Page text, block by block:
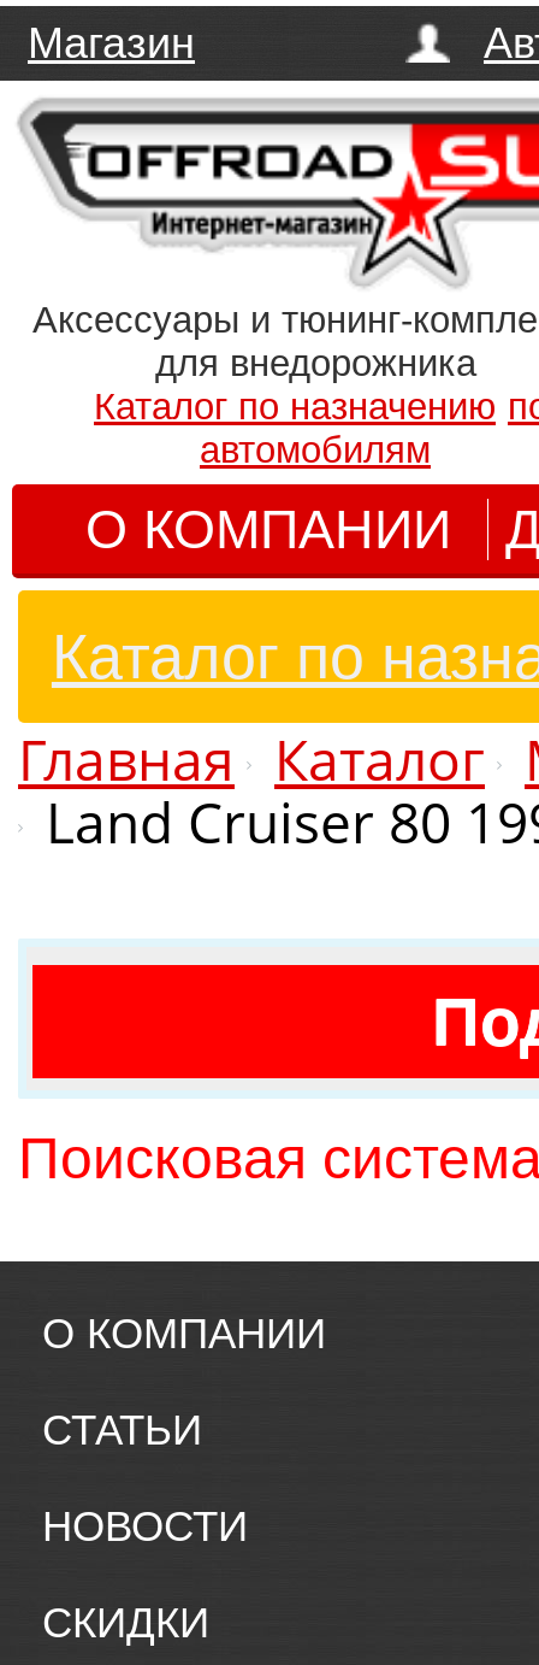
Магазин
Аксессуары и тюнинг-
для внедорожника
Каталог по назначению
автомобилям
О КОМПАНИИ
Каталог по
Главная Каталог
Land Cruiser 80
Поисковая
О КОМПАНИИ
СТАТЬИ
НОВОСТИ
СКИДКИ